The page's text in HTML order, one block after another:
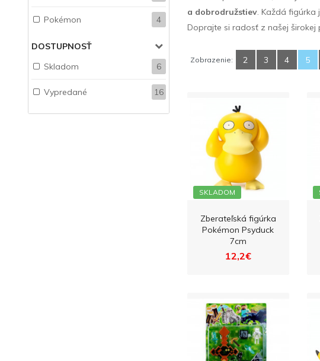
Pokémon 4
DOSTUPNOSŤ
Skladom
6
Vypredané 16
a dobrodružstiev. Každá figúrka
Doprajte si radosť z našej širokej
Zobrazenie: 2 3 4 5
SKLADOM
Zberateľská figúrka
Pokémon Psyduck
7cm
12,2€